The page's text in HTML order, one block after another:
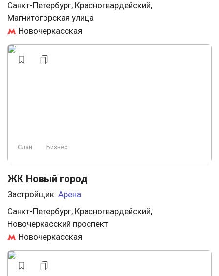
Санкт-Петербург, Красногвардейский,
Магнитогорская улица
Новочеркасская
Сдан Бизнес
ЖК Новый город
Застройщик: Арена
Санкт-Петербург, Красногвардейский,
Новочеркасский проспект
Новочеркасская